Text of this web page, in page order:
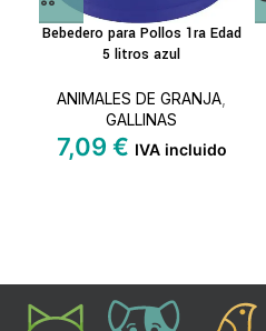
Bebedero para Pollos 1ra Edad
5 litros azul
ANIMALES DE GRANJA
GALLINAS
7,09 € IVA incluido